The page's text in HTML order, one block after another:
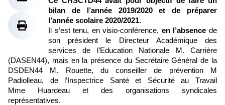
bilan de l’année 2019/2020 et de préparer
l’année scolaire 2020/2021.
Il s’est tenu, en visio-conférence, en l’absence de
son président le Directeur Académique des
services de l’Education Nationale M. Carrière
(DASEN44), mais en la présence du Secrétaire Général de la
DSDEN44 M. Rouette, du conseiller de prévention M
Padiolleau, de l’Inspectrice Santé et Sécurité au Travail
Mme Huardeau et des organisations syndicales
représentatives.